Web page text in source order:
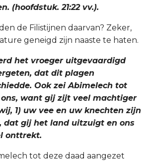
(hoofdstuk. 21:22 vv.).
de Filistijnen daarvan? Zeker,
geneigd zijn naaste te haten.
het vroeger uitgevaardigd
dat dit plagen
Ook zei Abimelech tot
want gij zijt veel machtiger
1) uw vee en uw knechten zijn
dat gij het land uitzuigt en ons
onttrekt.
tot deze daad aangezet